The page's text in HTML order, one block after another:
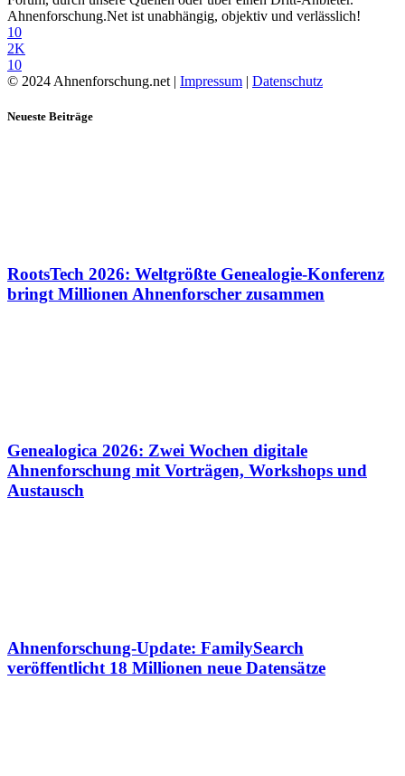
Ahnenforschung.Net ist unabhängig, objektiv und verlässlich!
10
2K
10
© 2024 Ahnenforschung.net | Impressum | Datenschutz
Neueste Beiträge
RootsTech 2026: Weltgrößte Genealogie-Konferenz
bringt Millionen Ahnenforscher zusammen
Genealogica 2026: Zwei Wochen digitale
Ahnenforschung mit Vorträgen, Workshops und
Austausch
Ahnenforschung-Update: FamilySearch
veröffentlicht 18 Millionen neue Datensätze